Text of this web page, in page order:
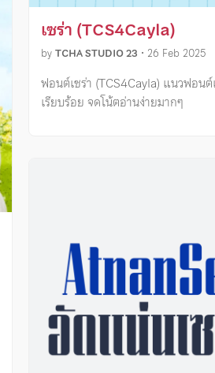
เซร่า (TCS4Cayla)
byTCHA STUDIO 23 • 26 Feb 2025
ฟอนต์เซร่า (TCS4Cayla) แนวฟอน
เรียบร้อย จดโน้ตอ่านง่ายมากๆ